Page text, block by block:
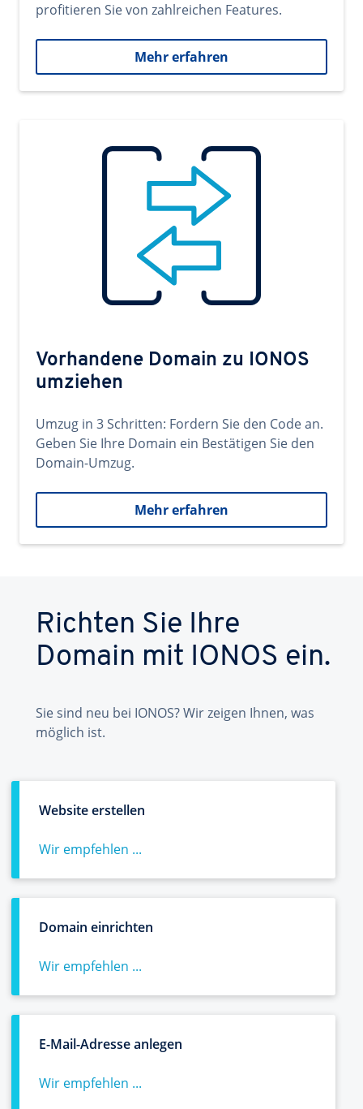
profitieren Sie von zahlreichen Features.
Mehr erfahren
Vorhandene Domain zu IONOS
umziehen
Umzug in 3 Schritten: Fordern Sie den Code an.
Geben Sie Ihre Domain ein Bestätigen Sie den
Domain-Umzug.
Mehr erfahren
Richten Sie Ihre
Domain mit IONOS ein.
Sie sind neu bei IONOS? Wir zeigen Ihnen, was
möglich ist.
Website erstellen
Wir empfehlen ...
Domain einrichten
Wir empfehlen ...
E-Mail-Adresse anlegen
Wir empfehlen ...